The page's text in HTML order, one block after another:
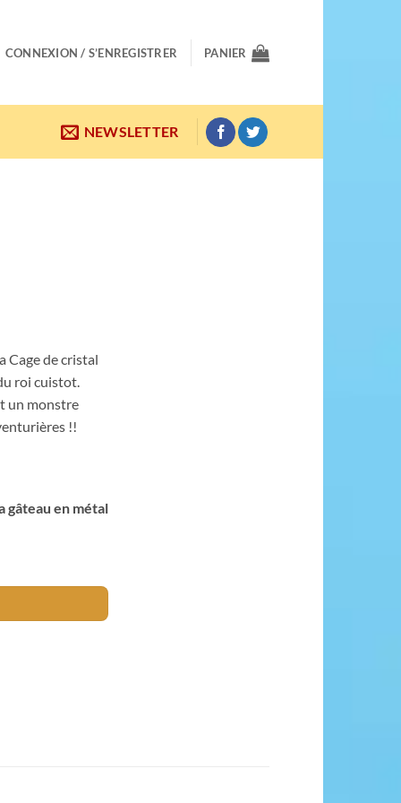
CONNEXION / S’ENREGISTRER PANIER
NEWSLETTER
Cage de cristal
roi cuistot.
un monstre
!!
gâteau en métal